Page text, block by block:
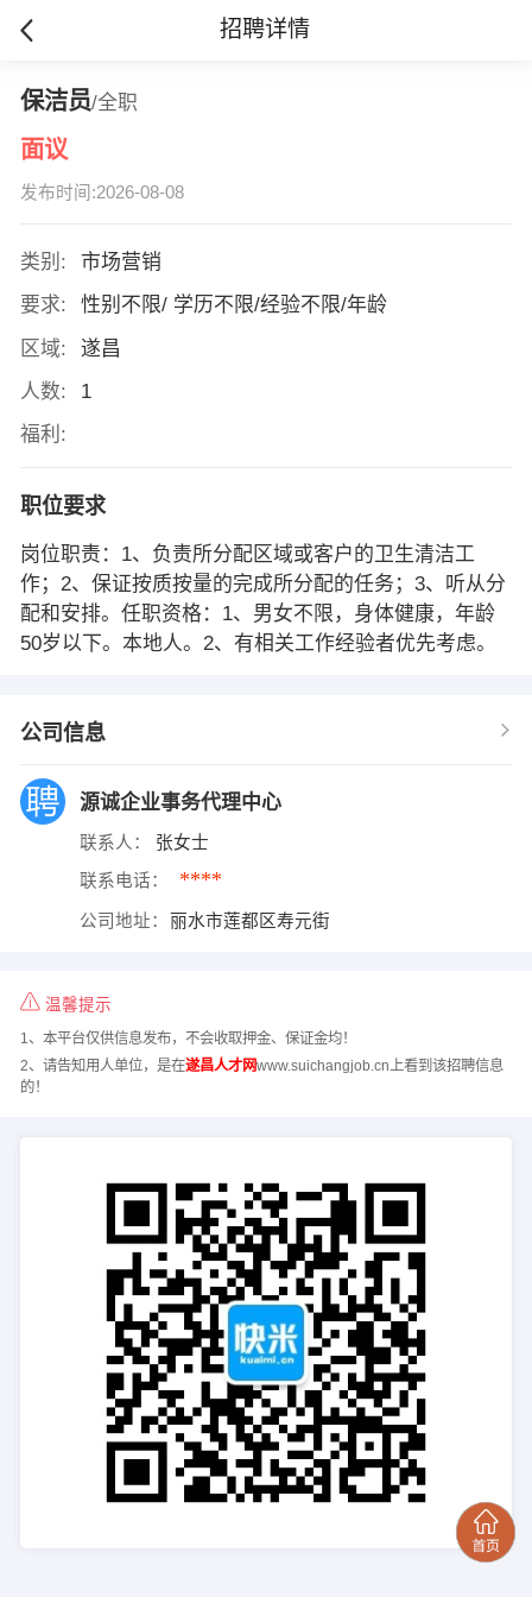
招聘详情
保洁员/全职
面议
发布时间:2026-08-08
类别:
市场营销
要求:
性别不限/ 学历不限/经验不限/年龄
区域:
遂昌
人数:
1
福利:
职位要求
岗位职责：1、负责所分配区域或客户的卫生清洁工
作；2、保证按质按量的完成所分配的任务；3、听从分
配和安排。任职资格：1、男女不限，身体健康，年龄
50岁以下。本地人。2、有相关工作经验者优先考虑。
公司信息
源诚企业事务代理中心
联系人： 张女士
联系电话： ****
公司地址： 丽水市莲都区寿元街
温馨提示
1、本平台仅供信息发布，不会收取押金、保证金均！
2、请告知用人单位，是在遂昌人才网www.suichangjob.cn上看到该招聘信息
的！